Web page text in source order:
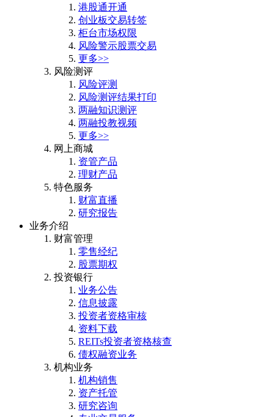
港股通开通
创业板交易转签
柜台市场权限
风险警示股票交易
更多>>
风险测评
风险评测
风险测评结果打印
两融知识测评
两融投教视频
更多>>
网上商城
资管产品
理财产品
特色服务
财富直播
研究报告
业务介绍
财富管理
零售经纪
股票期权
投资银行
业务公告
信息披露
投资者资格审核
资料下载
REITs投资者资格核查
债权融资业务
机构业务
机构销售
资产托管
研究咨询